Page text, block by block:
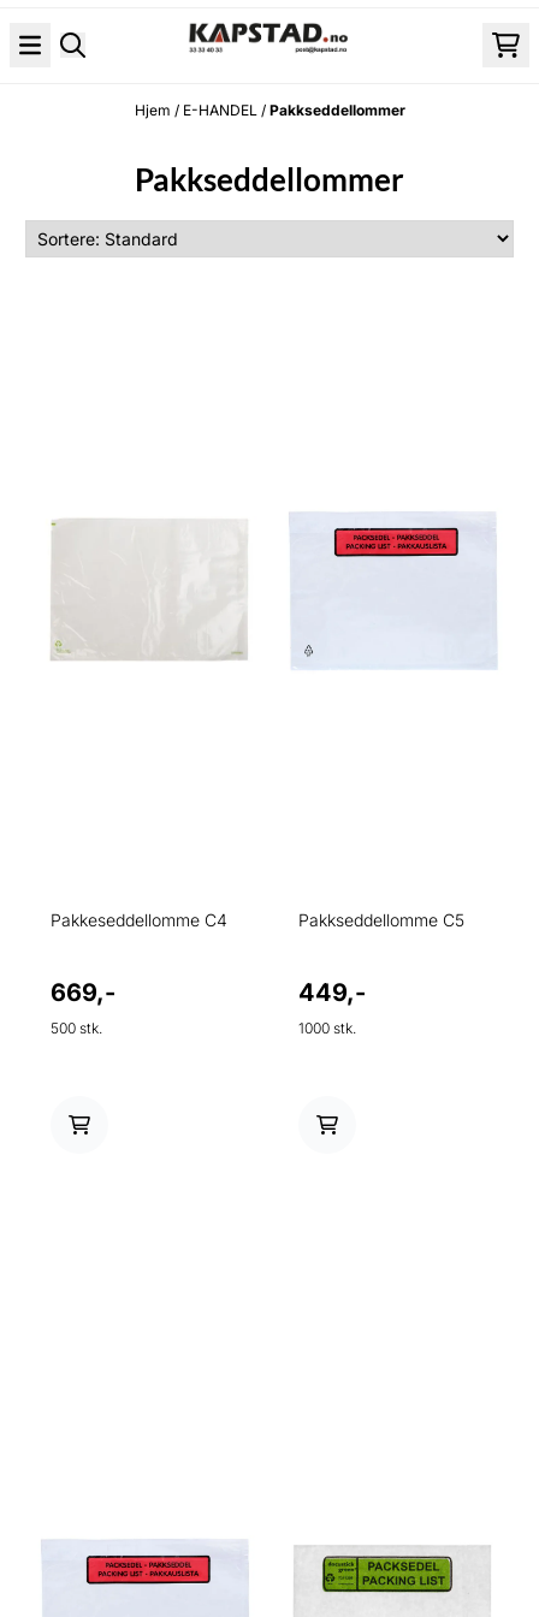
Hjem / E-HANDEL / Pakkseddellommer
Pakkseddellommer
Pakkeseddellomme C4
669,-
500 stk.
Pakkseddellomme C5
449,-
1000 stk.